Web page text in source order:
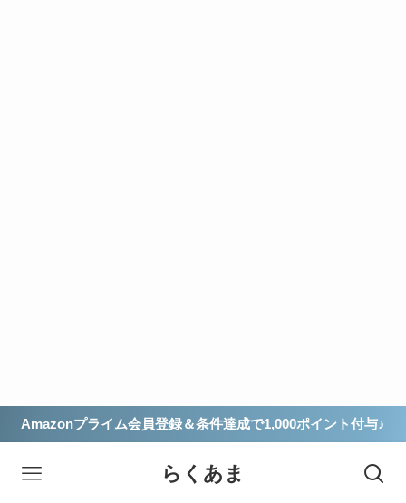
Amazonプライム会員登録＆条件達成で1,000ポイント付与♪
らくあま